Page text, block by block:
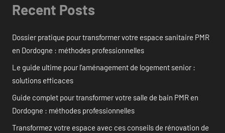
Recent Posts
Dossier pratique pour transformer votre espace sanitaire PMR
en Dordogne : méthodes professionnelles
Le guide ultime pour l’aménagement de logement senior :
solutions efficaces
Guide complet pour transformer votre salle de bain PMR en
Dordogne : méthodes professionnelles
Transformez votre espace avec ces conseils de rénovation de